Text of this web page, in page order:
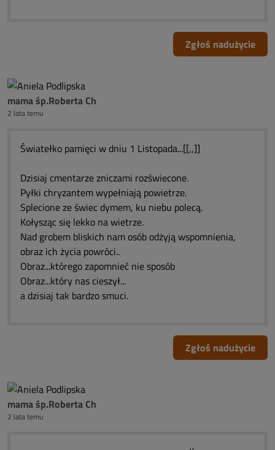
Zgłoś nadużycie
mama śp.Roberta Ch
2 lata temu
Światełko pamięci w dniu 1 Listopada...[[,,]]
Dzisiaj cmentarze zniczami rozświecone.
Pyłki chryzantem wypełniają powietrze.
Splecione ze świec dymem, ku niebu polecą.
Kołysząc się lekko na wietrze.
Nad grobem bliskich nam osób odżyją wspomnienia,
obraz ich życia powróci..
Obraz...którego zapomnieć nie sposób
Obraz...który nas cieszył...
a dzisiaj tak bardzo smuci.
Zgłoś nadużycie
mama śp.Roberta Ch
2 lata temu